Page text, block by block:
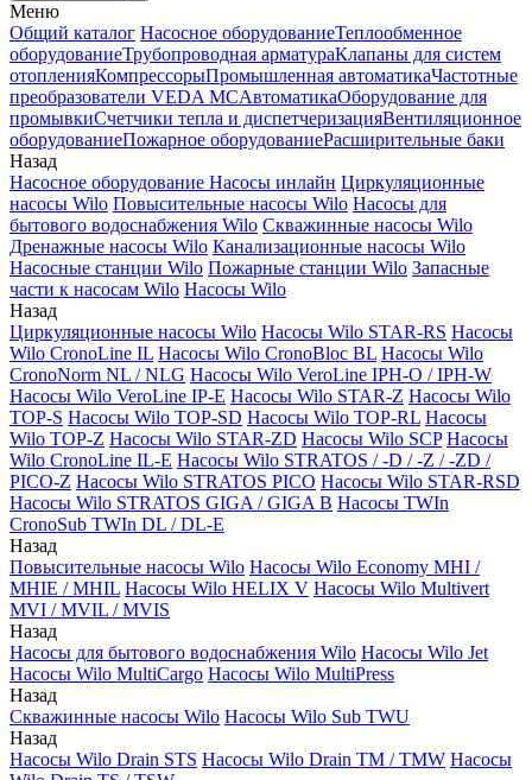
Меню
Общий каталог Насосное оборудованиеТеплообменное
оборудованиеТрубопроводная арматураКлапаны для систем
отопленияКомпрессорыПромышленная автоматикаЧастотные
преобразователи VEDA MCАвтоматикаОборудование для
промывкиСчетчики тепла и диспетчеризацияВентиляционное
оборудованиеПожарное оборудованиеРасширительные баки
Назад
Насосное оборудование Насосы инлайн Циркуляционные
насосы Wilo Повысительные насосы Wilo Насосы для
бытового водоснабжения Wilo Скважинные насосы Wilo
Дренажные насосы Wilo Канализационные насосы Wilo
Насосные станции Wilo Пожарные станции Wilo Запасные
части к насосам Wilo Насосы Wilo
Назад
Циркуляционные насосы Wilo Насосы Wilo STAR-RS Насосы
Wilo CronoLine IL Насосы Wilo CronoBloc BL Насосы Wilo
CronoNorm NL / NLG Насосы Wilo VeroLine IPH-O / IPH-W
Насосы Wilo VeroLine IP-E Насосы Wilo STAR-Z Насосы Wilo
TOP-S Насосы Wilo TOP-SD Насосы Wilo TOP-RL Насосы
Wilo TOP-Z Насосы Wilo STAR-ZD Насосы Wilo SCP Насосы
Wilo CronoLine IL-E Насосы Wilo STRATOS / -D / -Z / -ZD /
PICO-Z Насосы Wilo STRATOS PICO Насосы Wilo STAR-RSD
Насосы Wilo STRATOS GIGA / GIGA B Насосы TWIn
CronoSub TWIn DL / DL-E
Назад
Повысительные насосы Wilo Насосы Wilo Economy MHI /
MHIE / MHIL Насосы Wilo HELIX V Насосы Wilo Multivert
MVI / MVIL / MVIS
Назад
Насосы для бытового водоснабжения Wilo Насосы Wilo Jet
Насосы Wilo MultiCargo Насосы Wilo MultiPress
Назад
Скважинные насосы Wilo Насосы Wilo Sub TWU
Назад
Насосы Wilo Drain STS Насосы Wilo Drain TM / TMW Насосы